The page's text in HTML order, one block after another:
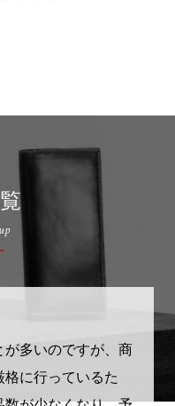
が多いのですが、商
に行っているた